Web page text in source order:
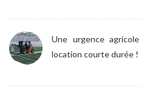
Une urgence
location courte durée !